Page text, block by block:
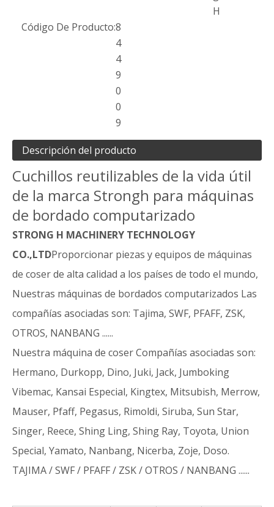
H
Código De Producto:8
4
4
9
0
0
9
Descripción del producto
Cuchillos reutilizables de la vida útil
de la marca Strongh para máquinas
de bordado computarizado
STRONG H MACHINERY TECHNOLOGY
CO.,LTDProporcionar piezas y equipos de máquinas
de coser de alta calidad a los países de todo el mundo,
Nuestras máquinas de bordados computarizados Las
compañías asociadas son: Tajima, SWF, PFAFF, ZSK,
OTROS, NANBANG ......
Nuestra máquina de coser Compañías asociadas son:
Hermano, Durkopp, Dino, Juki, Jack, Jumboking
Vibemac, Kansai Especial, Kingtex, Mitsubish, Merrow,
Mauser, Pfaff, Pegasus, Rimoldi, Siruba, Sun Star,
Singer, Reece, Shing Ling, Shing Ray, Toyota, Union
Special, Yamato, Nanbang, Nicerba, Zoje, Doso.
TAJIMA / SWF / PFAFF / ZSK / OTROS / NANBANG ......